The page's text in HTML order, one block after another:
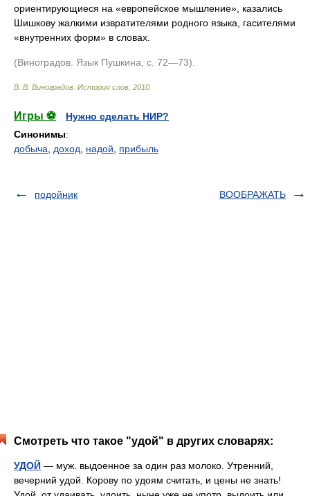
ориентирующиеся на «европейское мышление», казались
Шишкову жалкими извратителями родного языка, гасителями
«внутренних форм» в словах.
(Виноградов. Язык Пушкина, с. 72—73).
В. В. Виноградов. История слов 2010
Игры ⚽
Нужно сделать НИР?
Синонимы:
добыча
доход надой прибыль
подойник ВООБРАЖАТЬ
Смотреть что такое "удой" в других словарях:
УДОЙ — муж. выдоенное за один раз молоко. Утренний,
вечерний удой. Корову по удоям считать, и цены не знать!